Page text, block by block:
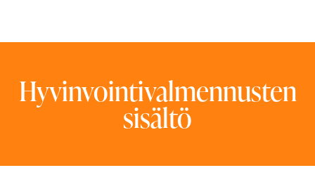
Hyvinvointivalmennusten
sisältö